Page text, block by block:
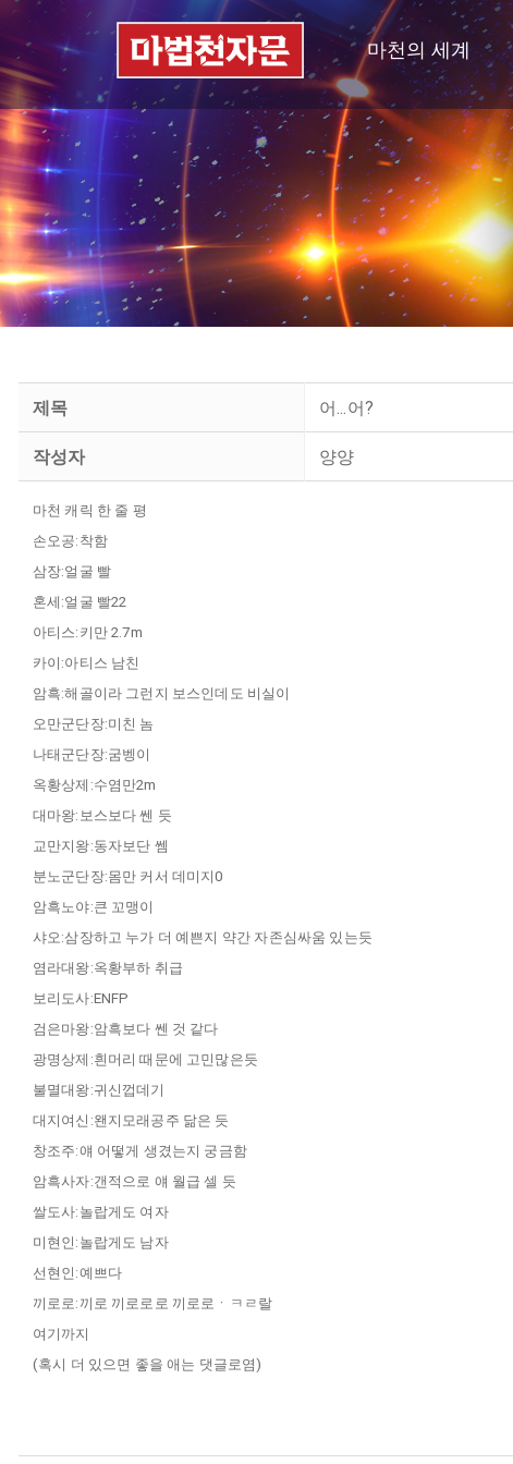
마천의 세계
제목 어...어?
작성자 양양
마천 캐릭 한 줄 평
손오공:착함
삼장:얼굴 빨
혼세:얼굴 빨22
아티스:키만 2.7m
카이:아티스 남친
암흑:해골이라 그런지 보스인데도 비실이
오만군단장:미친 놈
나태군단장:굼벵이
옥황상제:수염만2m
대마왕:보스보다 쎈 듯
교만지왕:동자보단 쎔
분노군단장:몸만 커서 데미지0
암흑노야:큰 꼬맹이
샤오:삼장하고 누가 더 예쁜지 약간 자존심싸움 있는듯
염라대왕:옥황부하 취급
보리도사:ENFP
검은마왕:암흑보다 쎈 것 같다
광명상제:흰머리 때문에 고민많은듯
불멸대왕:귀신껍데기
대지여신:왠지모래공주 닮은 듯
창조주:얘 어떻게 생겼는지 궁금함
암흑사자:갠적으로 얘 월급 셀 듯
쌀도사:놀랍게도 여자
미현인:놀랍게도 남자
선현인:예쁘다
끼로로:끼로 끼로로로 끼로로ㆍㅋㄹ랄
여기까지
(혹시 더 있으면 좋을 애는 댓글로염)